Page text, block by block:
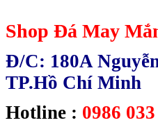
Shop Đá May
Đ/C: 180A
TP.Hồ Chí Minh
Hotline : 0986